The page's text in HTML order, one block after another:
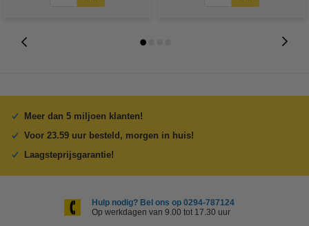
Meer dan 5 miljoen klanten!
Voor 23.59 uur besteld, morgen in huis!
Laagsteprijsgarantie!
Hulp nodig? Bel ons op 0294-787124
Op werkdagen van 9.00 tot 17.30 uur